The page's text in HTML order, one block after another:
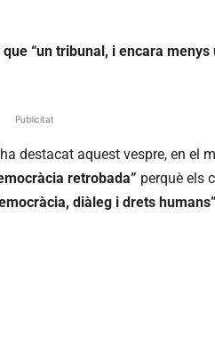
“un tribunal, i encara
Publicitat
destacat aquest vespre, en el
retrobada” perquè els
diàleg i drets humans”